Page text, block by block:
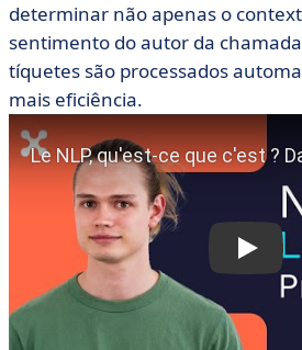
determinar não apenas o
sentimento do autor da
tíquetes são processados
mais eficiência.